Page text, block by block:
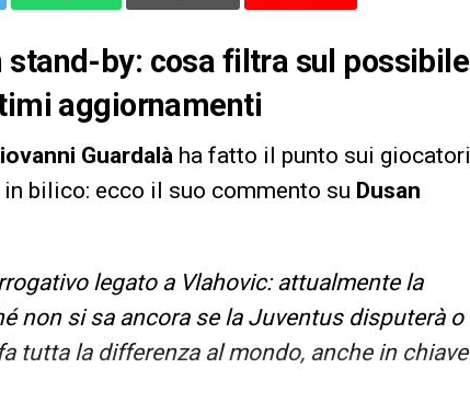
by: cosa filtra sul possibile
aggiornamenti
Guardalà ha fatto il punto sui giocatori
in bilico: ecco il suo commento su Dusan
legato a Vlahovic: attualmente la
non si sa ancora se la Juventus disputerà o
tutta la differenza al mondo, anche in chiave